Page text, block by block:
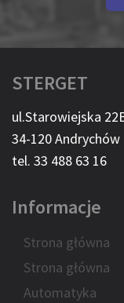
STERGET
ul.Starowiejska
34-120 Andrychów
tel. 33 488 63 16
Informacje
Strona główna
Strona główna
Automatyka